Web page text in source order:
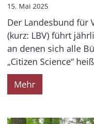
15. Mai 2025
Der Landesbund für
(kurz: LBV) führt
an denen sich alle
„Citizen Science“
Mehr